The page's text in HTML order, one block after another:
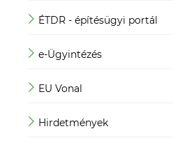
ÉTDR - építésügyi portál
e-Ügyintézés
EU Vonal
Hirdetmények